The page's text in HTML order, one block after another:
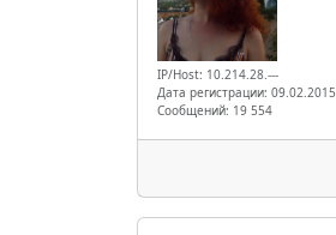
IP/Host: 10.214.28.---
Дата регистрации: 09.02.2015
Сообщений: 19 554